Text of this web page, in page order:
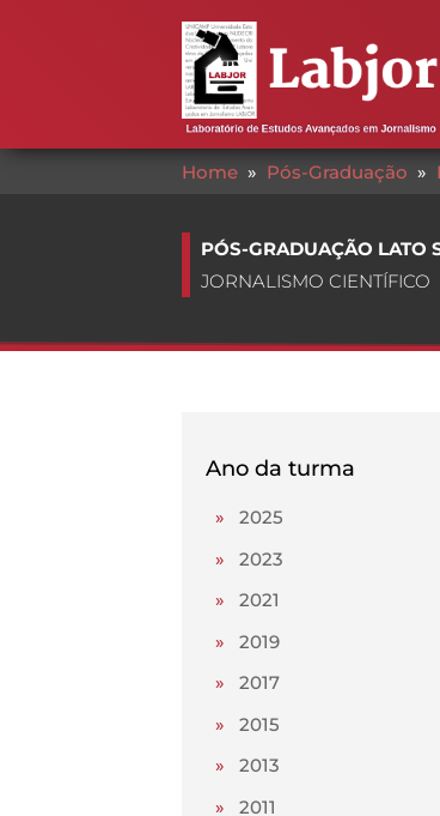
Home » Pós-Graduação »
PÓS-GRADUAÇÃO LATO
JORNALISMO CIENTÍFICO
Ano da turma
» 2025
» 2023
» 2021
» 2019
» 2017
» 2015
» 2013
» 2011